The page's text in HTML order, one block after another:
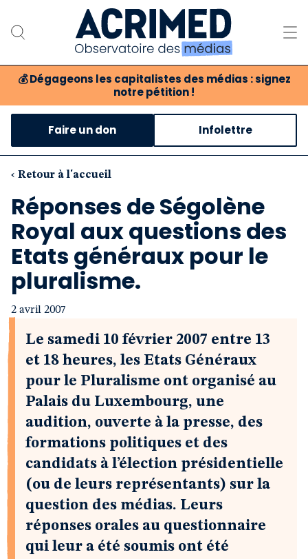
💰 Dégageons les capitalistes des médias : signez
notre pétition !
Notre association
Notre critique des médias
Nos propositions
Notre revue
Boutique
Faire un don Infolettre
‹ Retour à l'accueil
Réponses de Ségolène
Royal aux questions des
Etats généraux pour le
pluralisme.
2 avril 2007
Le samedi 10 février 2007 entre 13
et 18 heures, les Etats Généraux
pour le Pluralisme ont organisé au
Palais du Luxembourg, une
audition, ouverte à la presse, des
formations politiques et des
candidats à l’élection présidentielle
(ou de leurs représentants) sur la
question des médias. Leurs
réponses orales au questionnaire
qui leur a été soumis ont été